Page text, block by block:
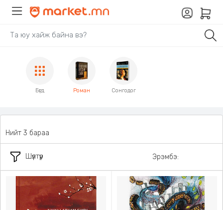
Бүгд Роман Сонгодог
Шүүлтүүр
Нийт 3 бараа
Эрэмбэ: